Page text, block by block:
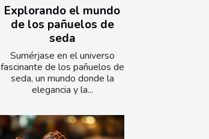
Explorando el mundo
de los pañuelos de
seda
Sumérjase en el universo
fascinante de los pañuelos de
seda, un mundo donde la
elegancia y la...